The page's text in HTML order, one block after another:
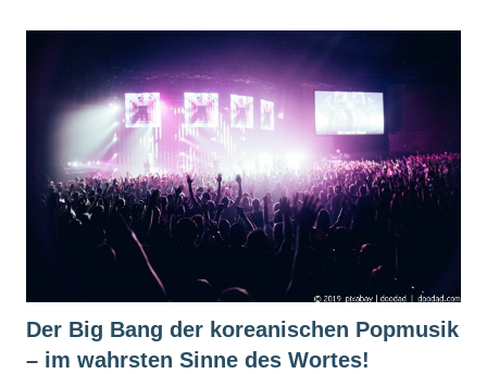
Der Big Bang der koreanischen Popmusik
– im wahrsten Sinne des Wortes!